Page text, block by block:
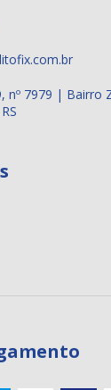
nº 7979 |